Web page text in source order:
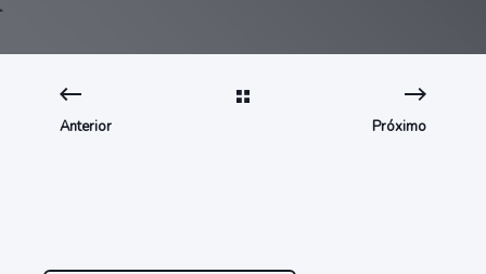
Anterior Próximo